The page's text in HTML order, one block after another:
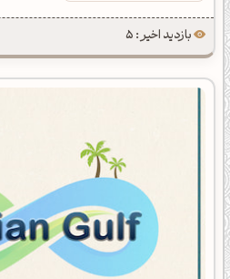
بازدید اخیر : 5